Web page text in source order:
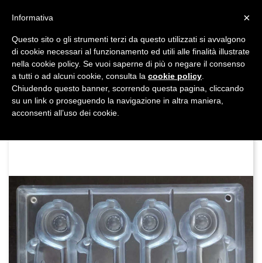
 shopping_cart
DAL 1977

MADE IN ITALY E UE
×
Informativa
Questo sito o gli strumenti terzi da questo utilizzati si avvalgono
di cookie necessari al funzionamento ed utili alle finalità illustrate
nella cookie policy. Se vuoi saperne di più o negare il consenso
a tutti o ad alcuni cookie, consulta la cookie policy
Chiudendo questo banner, scorrendo questa pagina, cliccando
su un link o proseguendo la navigazione in altra maniera,
acconsenti all’uso dei cookie.